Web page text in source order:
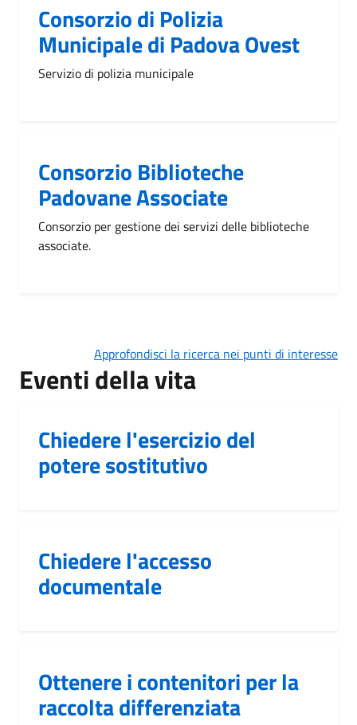
Consorzio di Polizia
Municipale di Padova Ovest
Servizio di polizia municipale
Consorzio Biblioteche
Padovane Associate
Consorzio per gestione dei servizi delle biblioteche
associate.
Approfondisci la ricerca nei punti di interesse
Eventi della vita
Chiedere l'esercizio del
potere sostitutivo
Chiedere l'accesso
documentale
Ottenere i contenitori per la
raccolta differenziata